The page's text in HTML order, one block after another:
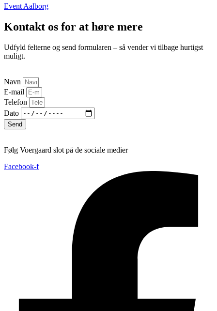
Event Aalborg
Kontakt os for at høre mere
Udfyld felterne og send formularen – så vender vi tilbage hurtigst
muligt.
Navn
E-mail
Telefon
Dato
Send
Følg Voergaard slot på de sociale medier
Facebook-f